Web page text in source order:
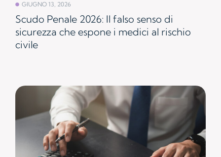
GIUGNO 13, 2026
Scudo Penale 2026: Il falso senso di
sicurezza che espone i medici al rischio
civile